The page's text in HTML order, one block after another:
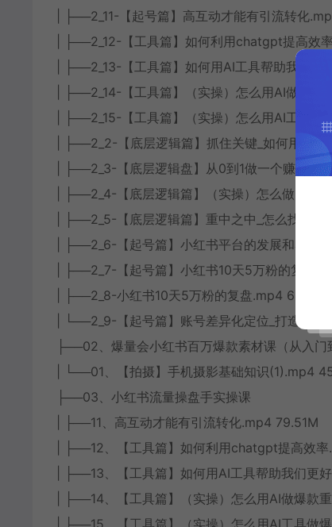
| ├──2_11-【起号篇】高互动才能有引流转化
| ├──2_12-【工具篇】如何利用chatgpt提高效
| ├──2_13-【工具篇】如何用AI工具帮助我们更
| ├──2_14-【工具篇】（实操）怎么用AI做爆款
| ├──2_15-【工具篇】（实操）怎么用AI工具
| ├──2_2-【底层逻辑篇】抓住关键_如何用
| ├──2_3-【底层逻辑盘】从0到1做一个赚钱的
| ├──2_4-【底层逻辑篇】（实操）怎么做出高
| ├──2_5-【底层逻辑篇】重中之中_怎么找到
| ├──2_6-【起号篇】小红书平台的发展和赛道
| ├──2_7-【起号篇】小红书10天5万粉的复盘
| ├──2_8-小红书10天5万粉的复盘.mp4 64.84M
| └──2_9-【起号篇】账号差异化定位_打造高转
├──02、爆量会小红书百万爆款素材课（从入门
| └──01、【拍摄】手机摄影基础知识(1).mp4
├──03、小红书流量操盘手实操课
| ├──11、高互动才能有引流转化.mp4 79.51M
| ├──12、【工具篇】如何利用chatgpt提高效
| ├──13、【工具篇】如何用AI工具帮助我们更
| ├──14、【工具篇】（实操）怎么用AI做爆款